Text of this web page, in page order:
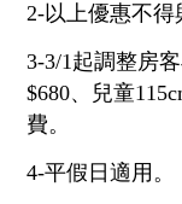
2-以上優惠不得
3-3/1起調整房
$680、兒童
費。
4-平假日適用。